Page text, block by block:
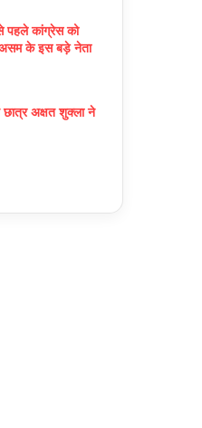
पहले कांग्रेस को
के इस बड़े नेता
छात्र अक्षत शुक्ला ने